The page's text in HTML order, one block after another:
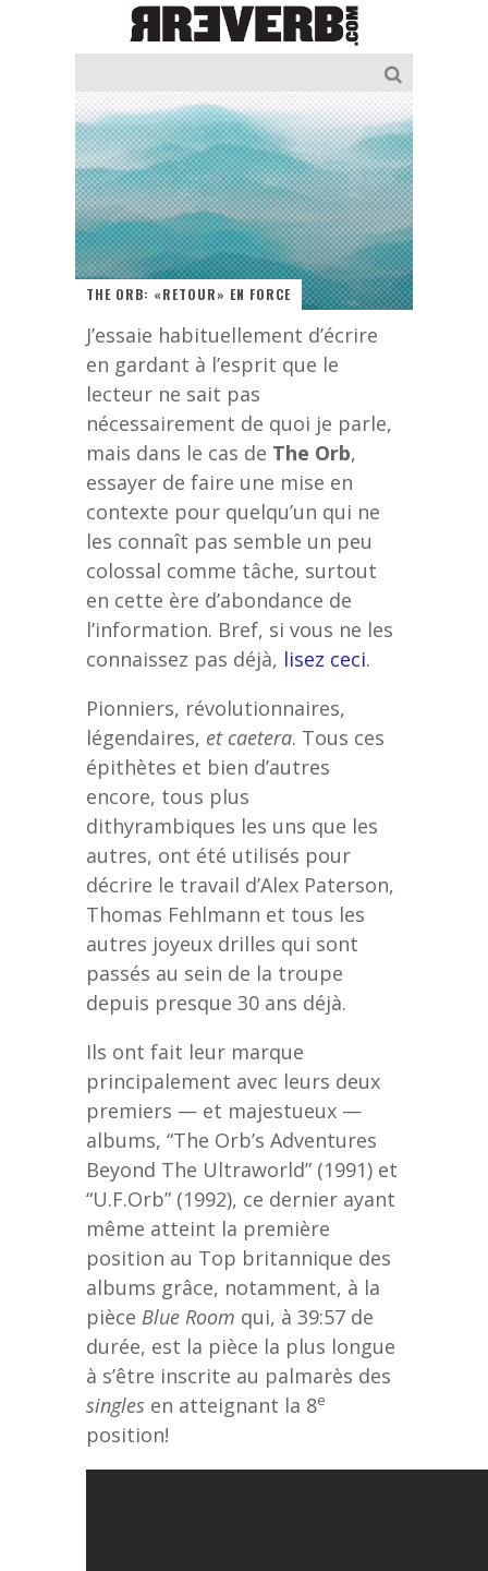
THE ORB: «RETOUR» EN FORCE
J’essaie habituellement d’écrire
en gardant à l’esprit que le
lecteur ne sait pas
nécessairement de quoi je parle,
mais dans le cas de The Orb,
essayer de faire une mise en
contexte pour quelqu’un qui ne
les connaît pas semble un peu
colossal comme tâche, surtout
en cette ère d’abondance de
l’information. Bref, si vous ne les
connaissez pas déjà, lisez ceci.
Pionniers, révolutionnaires,
légendaires, et caetera. Tous ces
épithètes et bien d’autres
encore, tous plus
dithyrambiques les uns que les
autres, ont été utilisés pour
décrire le travail d’Alex Paterson,
Thomas Fehlmann et tous les
autres joyeux drilles qui sont
passés au sein de la troupe
depuis presque 30 ans déjà.
Ils ont fait leur marque
principalement avec leurs deux
premiers — et majestueux —
albums, “The Orb’s Adventures
Beyond The Ultraworld” (1991) et
“U.F.Orb” (1992), ce dernier ayant
même atteint la première
position au Top britannique des
albums grâce, notamment, à la
pièce Blue Room qui, à 39:57 de
durée, est la pièce la plus longue
à s’être inscrite au palmarès des
singles en atteignant la 8e
position!